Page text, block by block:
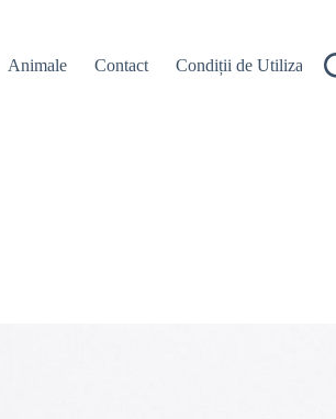
Animale Contact Condiții de Utilizare